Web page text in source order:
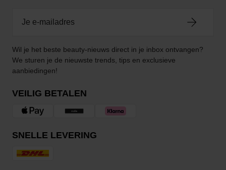
Wil je het beste beauty-nieuws direct in je inbox ontvangen?
We sturen je de nieuwste trends, tips en exclusieve
aanbiedingen!
VEILIG BETALEN
SNELLE LEVERING